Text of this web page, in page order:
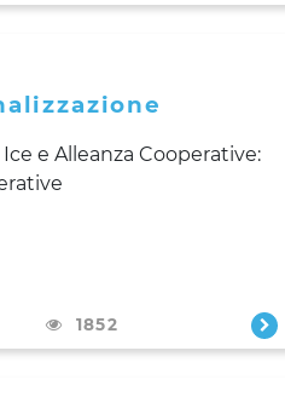
e Alleanza Cooperative:
1852